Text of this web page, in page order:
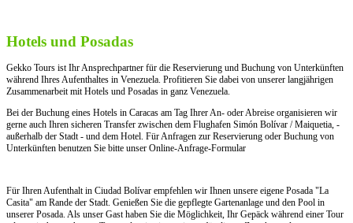
Hotels und Posadas
Gekko Tours ist Ihr Ansprechpartner für die Reservierung und Buchung von Unterkünften
während Ihres Aufenthaltes in Venezuela. Profitieren Sie dabei von unserer langjährigen
Zusammenarbeit mit Hotels und Posadas in ganz Venezuela.
Bei der Buchung eines Hotels in Caracas am Tag Ihrer An- oder Abreise organisieren wir
gerne auch Ihren sicheren Transfer zwischen dem Flughafen Simón Bolívar / Maiquetia, -
außerhalb der Stadt - und dem Hotel. Für Anfragen zur Reservierung oder Buchung von
Unterkünften benutzen Sie bitte unser Online-Anfrage-Formular
Für Ihren Aufenthalt in Ciudad Bolívar empfehlen wir Ihnen unsere eigene Posada "La
Casita" am Rande der Stadt. Genießen Sie die gepflegte Gartenanlage und den Pool in
unserer Posada. Als unser Gast haben Sie die Möglichkeit, Ihr Gepäck während einer Tour